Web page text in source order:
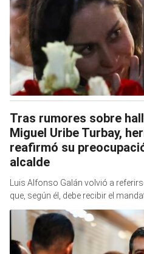
Tras rumores sobre
Miguel Uribe Turbay,
reafirmó su
alcalde
Luis Alfonso Galán volvió a
que, según él, debe recibir el